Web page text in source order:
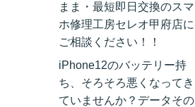
まま・最短即日交換のスマ
ホ修理工房セレオ甲府店に
ご相談ください！！
iPhone12のバッテリー持
ち、そろそろ悪くなってき
ていませんか？データその